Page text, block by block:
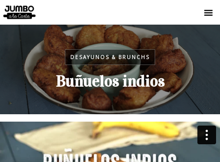
DESAYUNOS & BRUNCHS
Buñuelos indios